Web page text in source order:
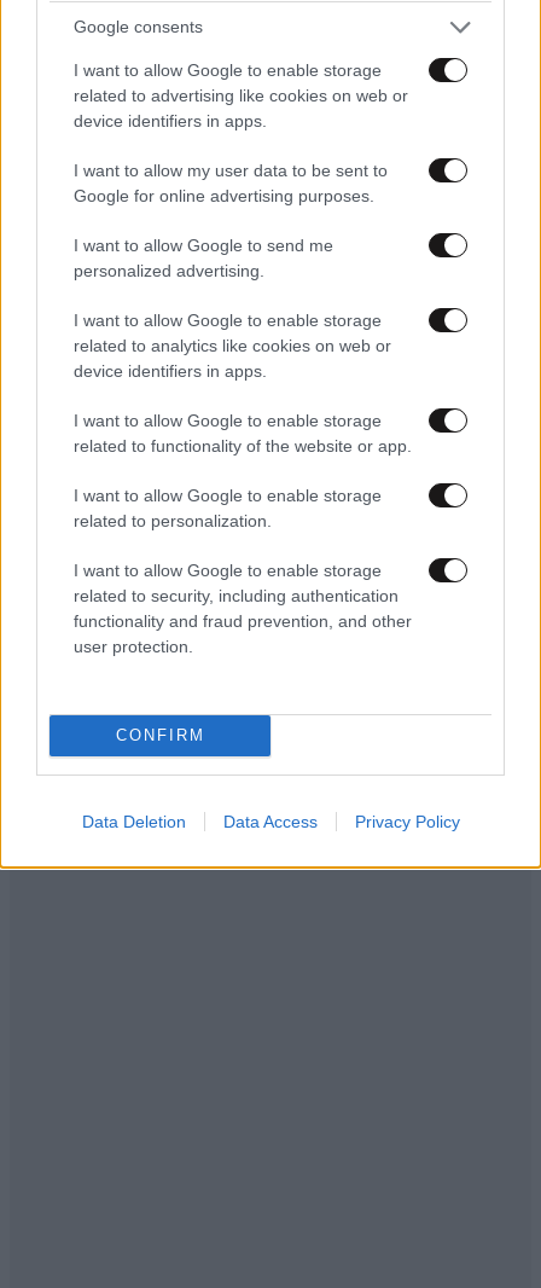
Google consents
I want to allow Google to enable storage
related to advertising like cookies on web or
device identifiers in apps.
I want to allow my user data to be sent to
Google for online advertising purposes.
I want to allow Google to send me
personalized advertising.
I want to allow Google to enable storage
related to analytics like cookies on web or
device identifiers in apps.
I want to allow Google to enable storage
related to functionality of the website or app.
I want to allow Google to enable storage
related to personalization.
I want to allow Google to enable storage
related to security, including authentication
functionality and fraud prevention, and other
user protection.
CONFIRM
Data Deletion Data Access Privacy Policy
SYC 27·08·2016 23:20
Όσοι έχετε παιδιά και θέλετε να τα σπουδάσετε μην
υπολογίζεται στα ελληνικά πανεπηστήμια. Στείλτε τα
έξω!! το ξέρω είναι δύσκολο να το διαννοηθείτε αλλά
είναι η καλύτερη επιλογή γι αυτά. Μιλάω εκ πείρας.
Απαντήστε
Λευτέρης 1970 27·08·2016 15:35
βαθμολογούν Συριζαιων παιδιά !
Απαντήστε
Καραψευταράδες σε όλα! Απατεώνες σε όλα! Ανίκανοι
σε όλα! Ο ΣΥΡΙΖΑ και το ψεκασμένο ακροδεξιό ρετάλι
του ΑΝΕΛ ρημάζουν καθημερινά τη χώρα. Όχι απλά
πρέπει να φύγουν! Πρέπει να φύγουν τώρα με
ΥΠΟΥΡΓΟΣ να φτιάξει τα αχούρια - δημόσια σχολεία
TRENDING
07·08·2026 11:26
τροχαίο στις Σέρρες: Η στιγμή που το ΙΧ μπαίνει
στο αντίθετο ρεύμα – Ακαριαία πέθαναν γιος
και μητέρα